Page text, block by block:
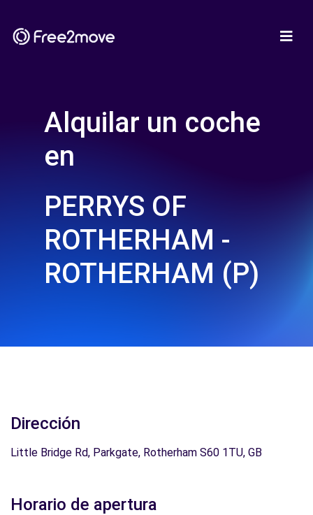
Alquilar un coche
en
PERRYS OF
ROTHERHAM -
ROTHERHAM (P)
Dirección
Little Bridge Rd, Parkgate, Rotherham S60 1TU, GB
Horario de apertura